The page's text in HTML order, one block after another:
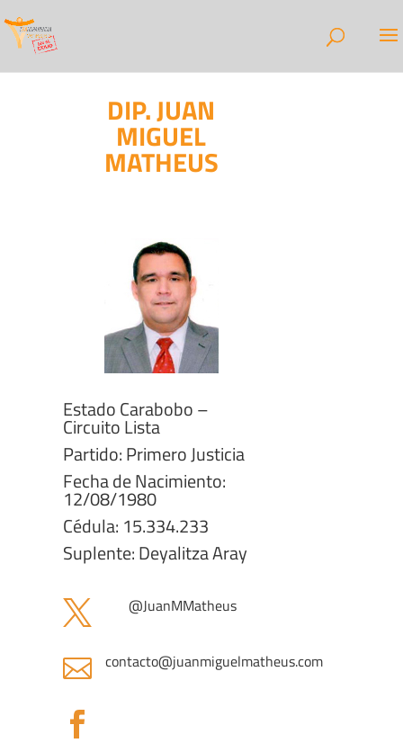
DIP. JUAN
MIGUEL
MATHEUS
Estado Carabobo –
Circuito Lista
Partido: Primero Justicia
Fecha de Nacimiento:
12/08/1980
Cédula: 15.334.233
Suplente: Deyalitza Aray
 @JuanMMatheus
 contacto@juanmiguelmatheus.com
